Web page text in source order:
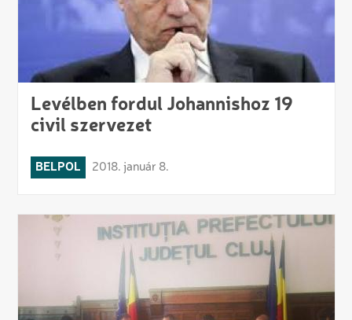
Levélben fordul Johannishoz 19
civil szervezet
BELPOL 2018. január 8.